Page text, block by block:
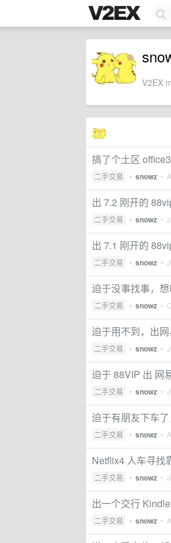
V2EX
搞了个土区
二手交易 • snowz •
出 7.2 刚开的
二手交易 • snowz •
出 7.1 刚开的
二手交易 • snowz •
迫于没事找事，
二手交易 • snowz •
迫于用不到，出
二手交易 • snowz •
迫于 88VIP 出 网
二手交易 • snowz •
迫于有朋友下车
二手交易 • snowz •
Netflix4 人车寻找
二手交易 • snowz •
出一个交行
二手交易 • snowz •